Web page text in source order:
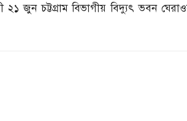
২১ জুন চট্টগ্রাম বিভাগীয় বিদ্যুৎ ভবন